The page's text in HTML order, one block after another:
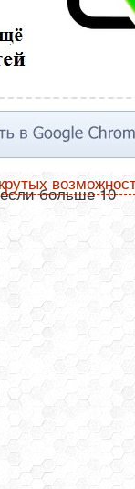
13 ноября. Как
больше 10